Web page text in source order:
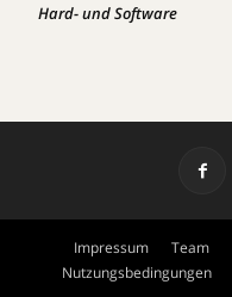
Hard- und Software
Impressum Team
Nutzungsbedingungen